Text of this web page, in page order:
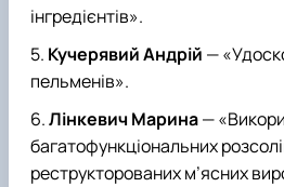
інгредієнтів».
Кучерявий Андрій —
пельменів».
Лінкевич Марина—
багатофункціональних
реструкторованих м’ясних